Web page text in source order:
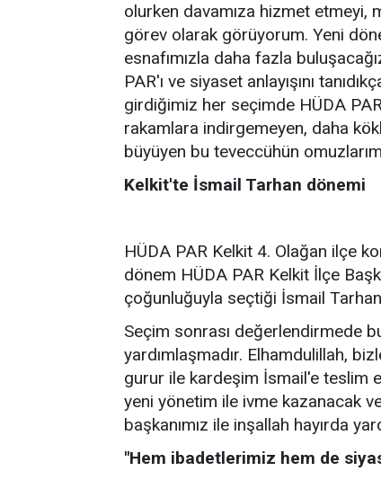
olurken davamıza hizmet etmeyi,
görev olarak görüyorum. Yeni
esnafımızla daha fazla
PAR'ı ve siyaset anlayışını
girdiğimiz her seçimde HÜDA
rakamlara indirgemeyen, daha
büyüyen bu teveccühün
Kelkit'te İsmail Tarhan dönemi
HÜDA PAR Kelkit 4. Olağan ilçe
dönem HÜDA PAR Kelkit İlçe
çoğunluğuyla seçtiği İsmail
Seçim sonrası değerlendirmede
yardımlaşmadır. Elhamdulillah,
gurur ile kardeşim İsmail'e teslim
yeni yönetim ile ivme kazanacak
başkanımız ile inşallah hayırda
"Hem ibadetlerimiz hem de